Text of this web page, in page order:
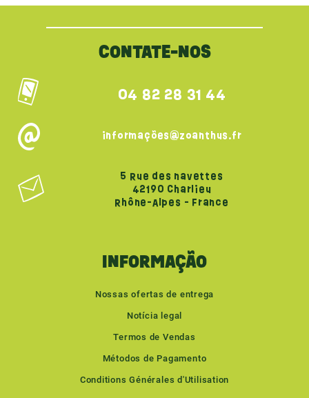
CONTATE-NOS
04 82 28 31 44
informações@zoanthus.fr
5 Rue des navettes
42190 Charlieu
Rhône-Alpes - France
INFORMAÇÃO
Nossas ofertas de entrega
Notícia legal
Termos de Vendas
Métodos de Pagamento
Conditions Générales d'Utilisation